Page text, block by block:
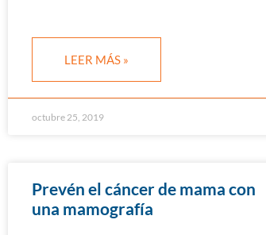
LEER MÁS »
octubre 25, 2019
Prevén el cáncer de mama con
una mamografía